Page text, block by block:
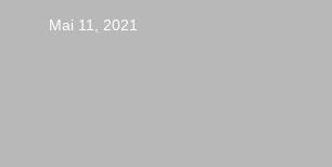
Mai 11, 2021